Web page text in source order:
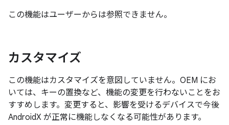
この機能はユーザーからは参照できません。
カスタマイズ
この機能はカスタマイズを意図していません。OEM にお
いては、キーの置換など、機能の変更を行わないことをお
すすめします。変更すると、影響を受けるデバイスで今後
AndroidX が正常に機能しなくなる可能性があります。